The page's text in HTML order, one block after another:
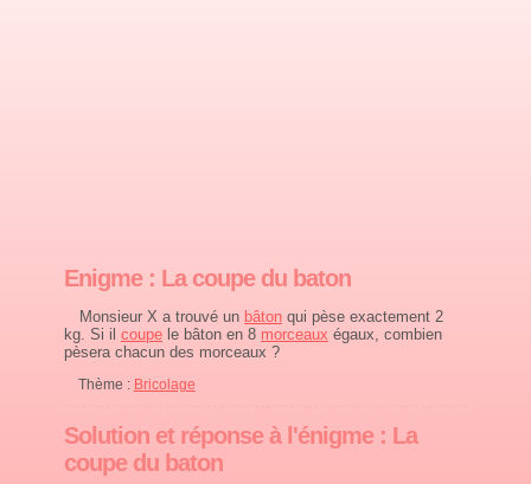
Enigme : La coupe du baton
Monsieur X a trouvé un bâton qui pèse exactement 2
kg. Si il coupe le bâton en 8 morceaux égaux, combien
pèsera chacun des morceaux ?
Thème : Bricolage
Solution et réponse à l'énigme : La
coupe du baton